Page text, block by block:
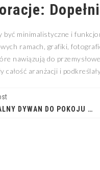
minimalistyczne i
ramach, grafiki,
nawiązują do
całość aranżacji i
WYBIERZ IDEALNY DYWAN DO POKOJU TWOJEGO DZIECKA